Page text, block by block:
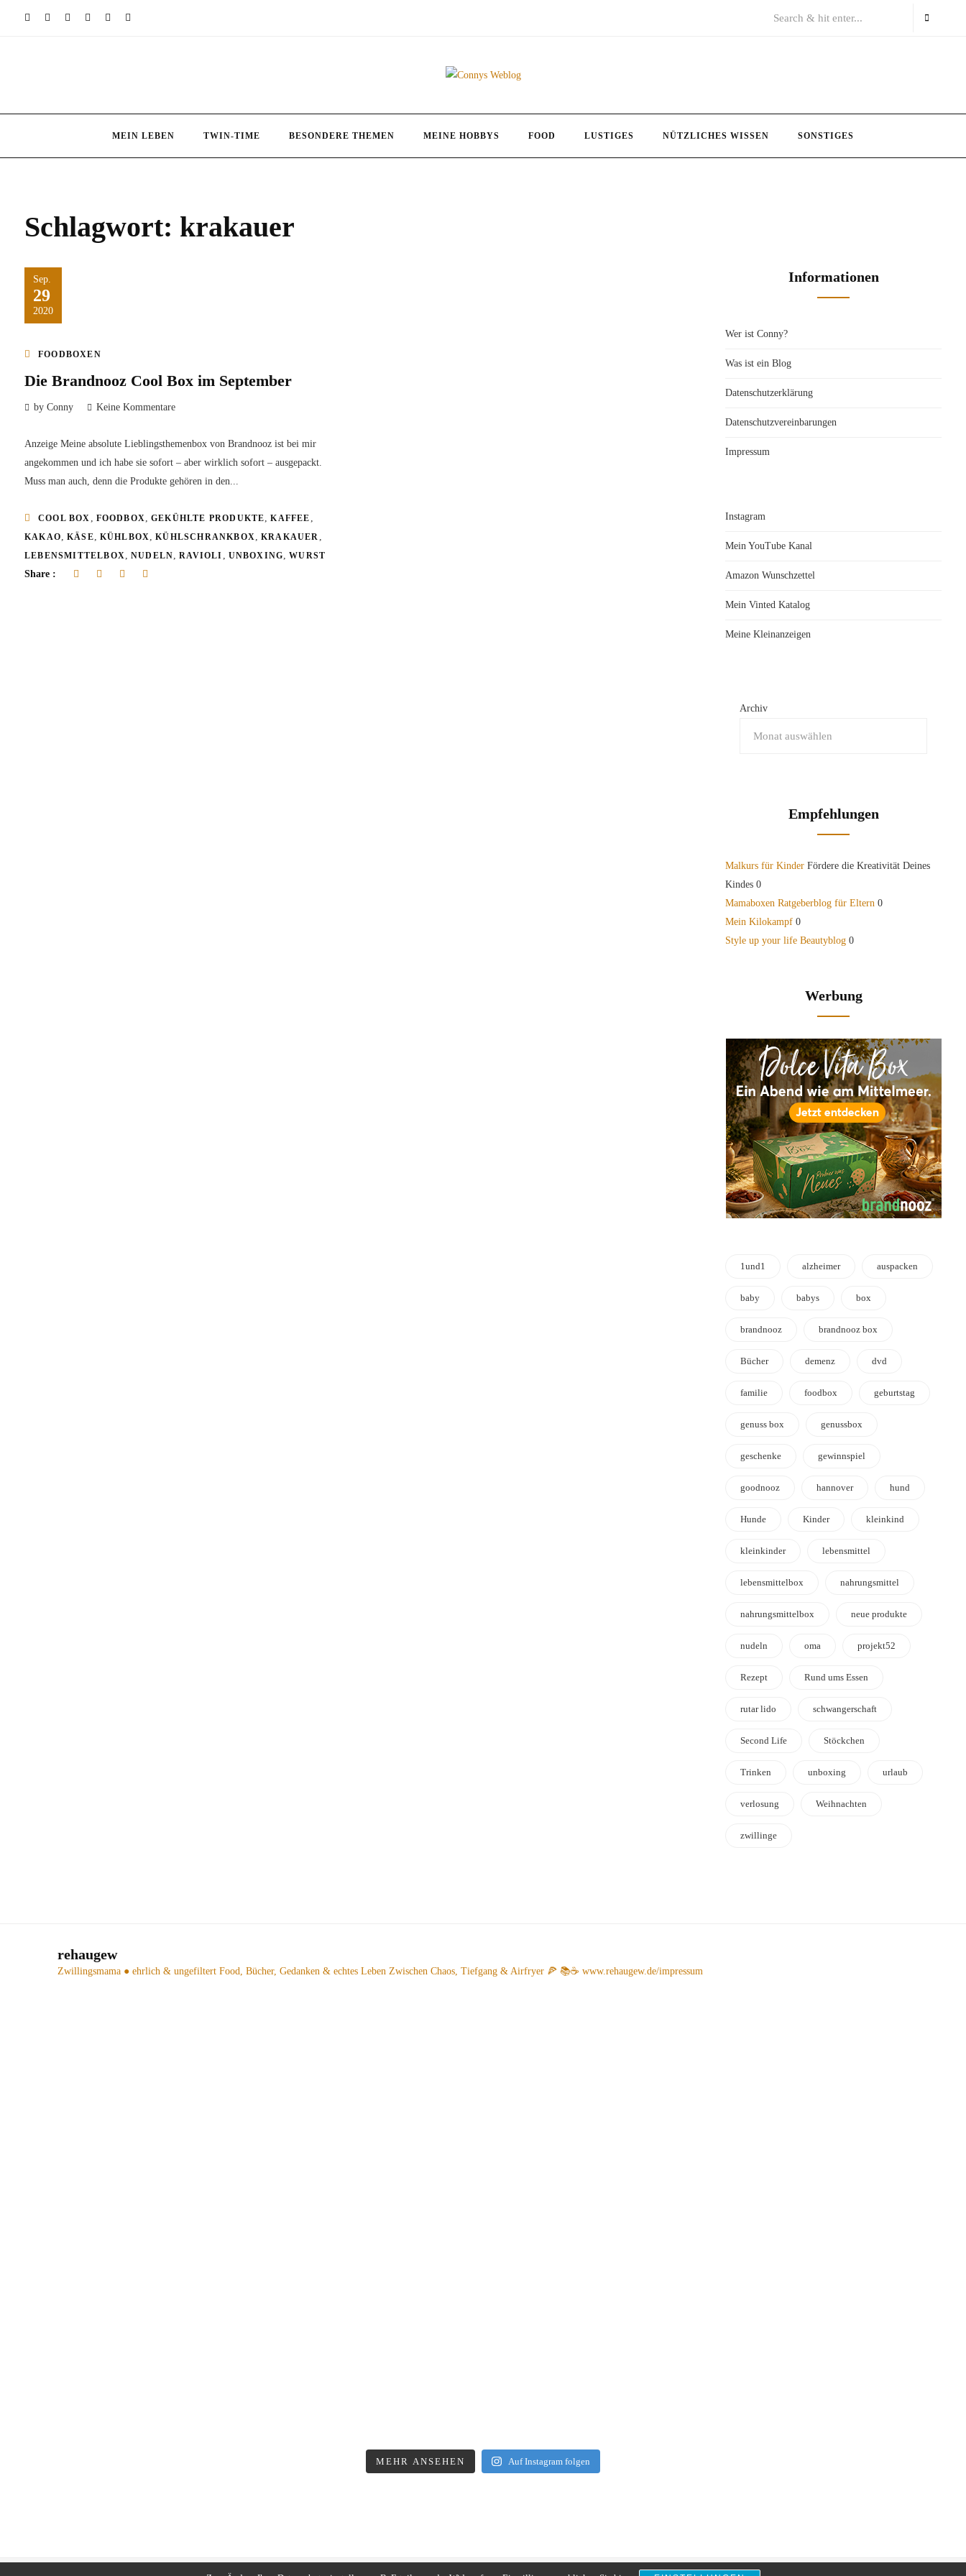
MEIN LEBEN TWIN-TIME BESONDERE THEMEN MEINE HOBBYS FOOD LUSTIGES NÜTZLICHES WISSEN SONSTIGES
Schlagwort: krakauer
Sep.
29
2020
FOODBOXEN
Die Brandnooz Cool Box im September
by Conny Keine Kommentare
Anzeige Meine absolute Lieblingsthemenbox von Brandnooz ist bei mir
angekommen und ich habe sie sofort – aber wirklich sofort – ausgepackt.
Muss man auch, denn die Produkte gehören in den...
COOL BOX FOODBOX ,GEKÜHLTE PRODUKTE ,KAFFEE
KAKAO KÄSE KÜHLBOX ,KÜHLSCHRANKBOX ,KRAKAUER
LEBENSMITTELBOX NUDELN ,RAVIOLI UNBOXING ,WURST
Share :
Informationen
Wer ist Conny?
Was ist ein Blog
Datenschutzerklärung
Datenschutzvereinbarungen
Impressum
Instagram
Mein YouTube Kanal
Amazon Wunschzettel
Mein Vinted Katalog
Meine Kleinanzeigen
Archiv
Empfehlungen
Malkurs für Kinder Fördere die Kreativität Deines
Kindes 0
Mamaboxen Ratgeberblog für Eltern 0
Mein Kilokampf 0
Style up your life Beautyblog 0
Werbung
1und1 alzheimer auspacken
baby babys box
brandnooz brandnooz box
Bücher demenz dvd
familie foodbox geburtstag
genuss box genussbox
geschenke gewinnspiel
goodnooz hannover hund
Hunde Kinder kleinkind
kleinkinder lebensmittel
lebensmittelbox nahrungsmittel
nahrungsmittelbox neue produkte
nudeln oma projekt52
Rezept Rund ums Essen
rutar lido schwangerschaft
Second Life Stöckchen
Trinken unboxing urlaub
verlosung Weihnachten
zwillinge
rehaugew
Zwillingsmama ● ehrlich & ungefiltert Food, Bücher, Gedanken & echtes Leben Zwischen Chaos, Tiefgang & Airfryer 🍕 📚☕️ www.rehaugew.de/impressum
MEHR ANSEHEN Auf Instagram folgen